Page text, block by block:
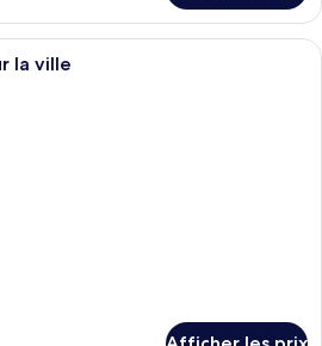
Une chambre d’hôtel avec un
la ville